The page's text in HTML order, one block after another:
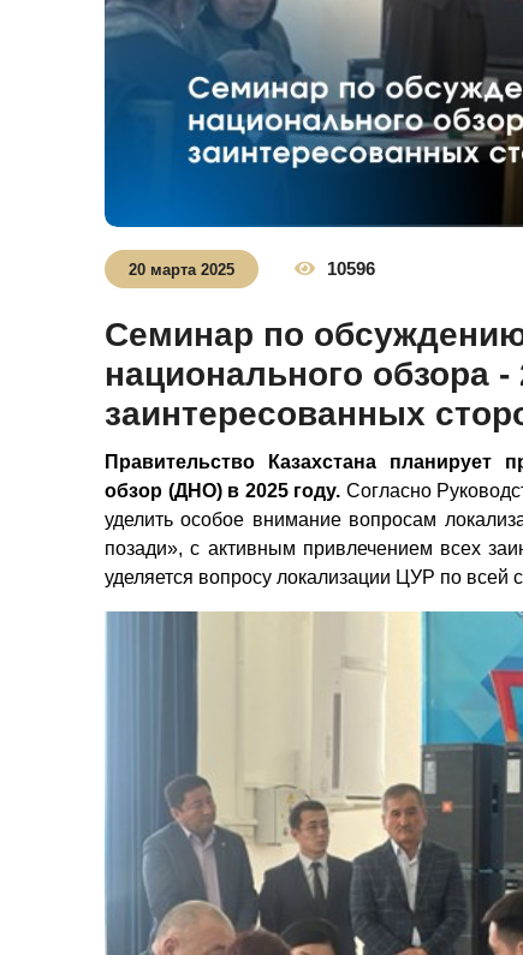
20 марта 2025 10596
Семинар по
национального обзора -
заинтересованных
Правительство Казахстана планирует
обзор (ДНО) в 2025 году. Согласно
уделить особое внимание вопросам
позади», с активным привлечением всех
уделяется вопросу локализации ЦУР по всей